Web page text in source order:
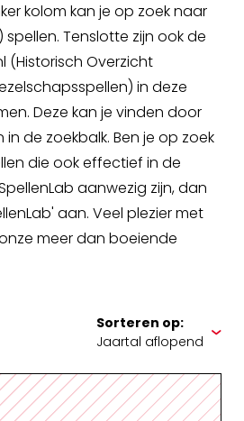
kolom kan je op zoek naar
Tenslotte zijn ook de
(Historisch Overzicht
in deze
Deze kan je vinden door
in de zoekbalk. Ben je op zoek
die ook effectief in de
aanwezig zijn, dan
aan. Veel plezier met
meer dan boeiende
Sorteren op: